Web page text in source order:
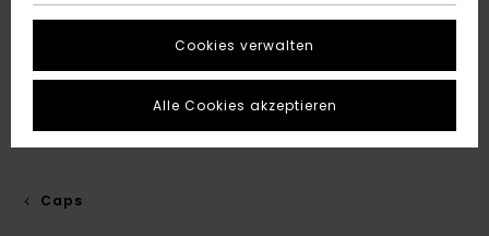
Caps
Cookies verwalten
Alle Cookies akzeptieren